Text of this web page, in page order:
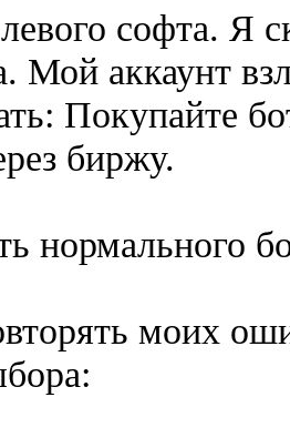
софта. Я
Мой аккаунт
Покупайте
биржу.
нормального
моих